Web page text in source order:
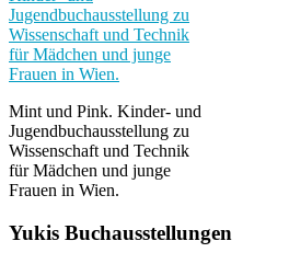
Mint und Pink. Kinder- und
Jugendbuchausstellung zu
Wissenschaft und Technik
für Mädchen und junge
Frauen in Wien.
Yukis Buchausstellungen